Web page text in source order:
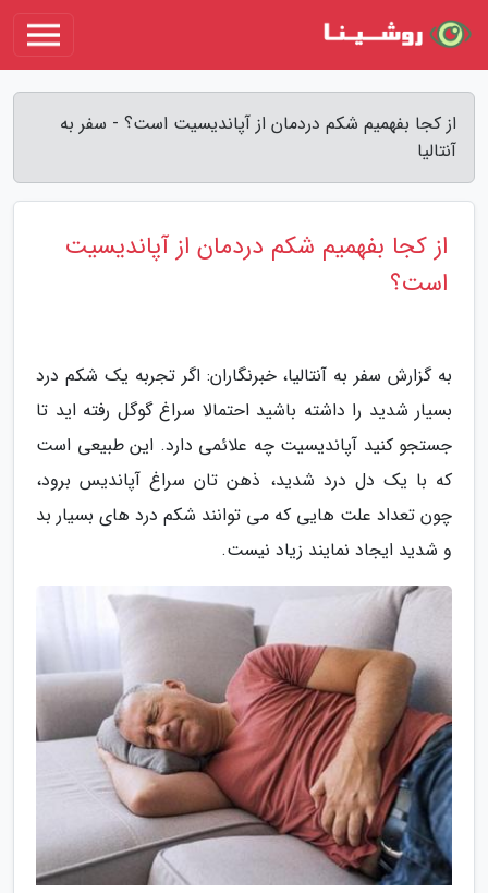
از کجا بفهمیم شکم دردمان از آپاندیسیت است؟ - سفر به
آنتالیا
از کجا بفهمیم شکم دردمان از آپاندیسیت
است؟
به گزارش سفر به آنتالیا، خبرنگاران: اگر تجربه یک شکم درد
بسیار شدید را داشته باشید احتمالا سراغ گوگل رفته اید تا
جستجو کنید آپاندیسیت چه علائمی دارد. این طبیعی است
که با یک دل درد شدید، ذهن تان سراغ آپاندیس برود،
چون تعداد علت هایی که می توانند شکم درد های بسیار بد
و شدید ایجاد نمایند زیاد نیست.